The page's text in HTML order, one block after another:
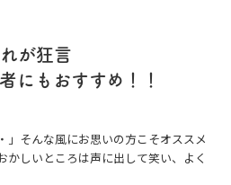
が狂言
にもおすすめ！！
」そんな風にお思いの方こそオススメ
かしいところは声に出して笑い、よく